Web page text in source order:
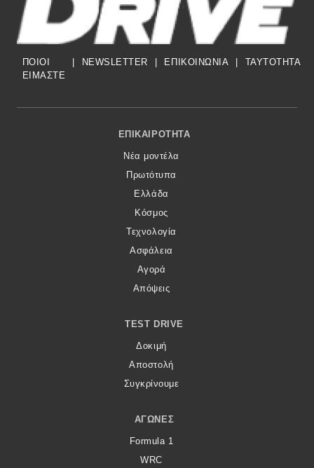
ΠΟΙΟΙ
ΕΙΜΑΣΤΕ
NEWSLETTER ΕΠΙΚΟΙΝΩΝΙΑ TAYTOTHTA
Footer Menu
ΕΠΙΚΑΙΡΌΤΗΤΑ
Νέα μοντέλα
Πρωτότυπα
Ελλάδα
Κόσμος
Τεχνολογία
Ασφάλεια
Αγορά
Απόψεις
TEST DRIVE
Δοκιμή
Αποστολή
Συγκρίνουμε
ΑΓΏΝΕΣ
Formula 1
WRC